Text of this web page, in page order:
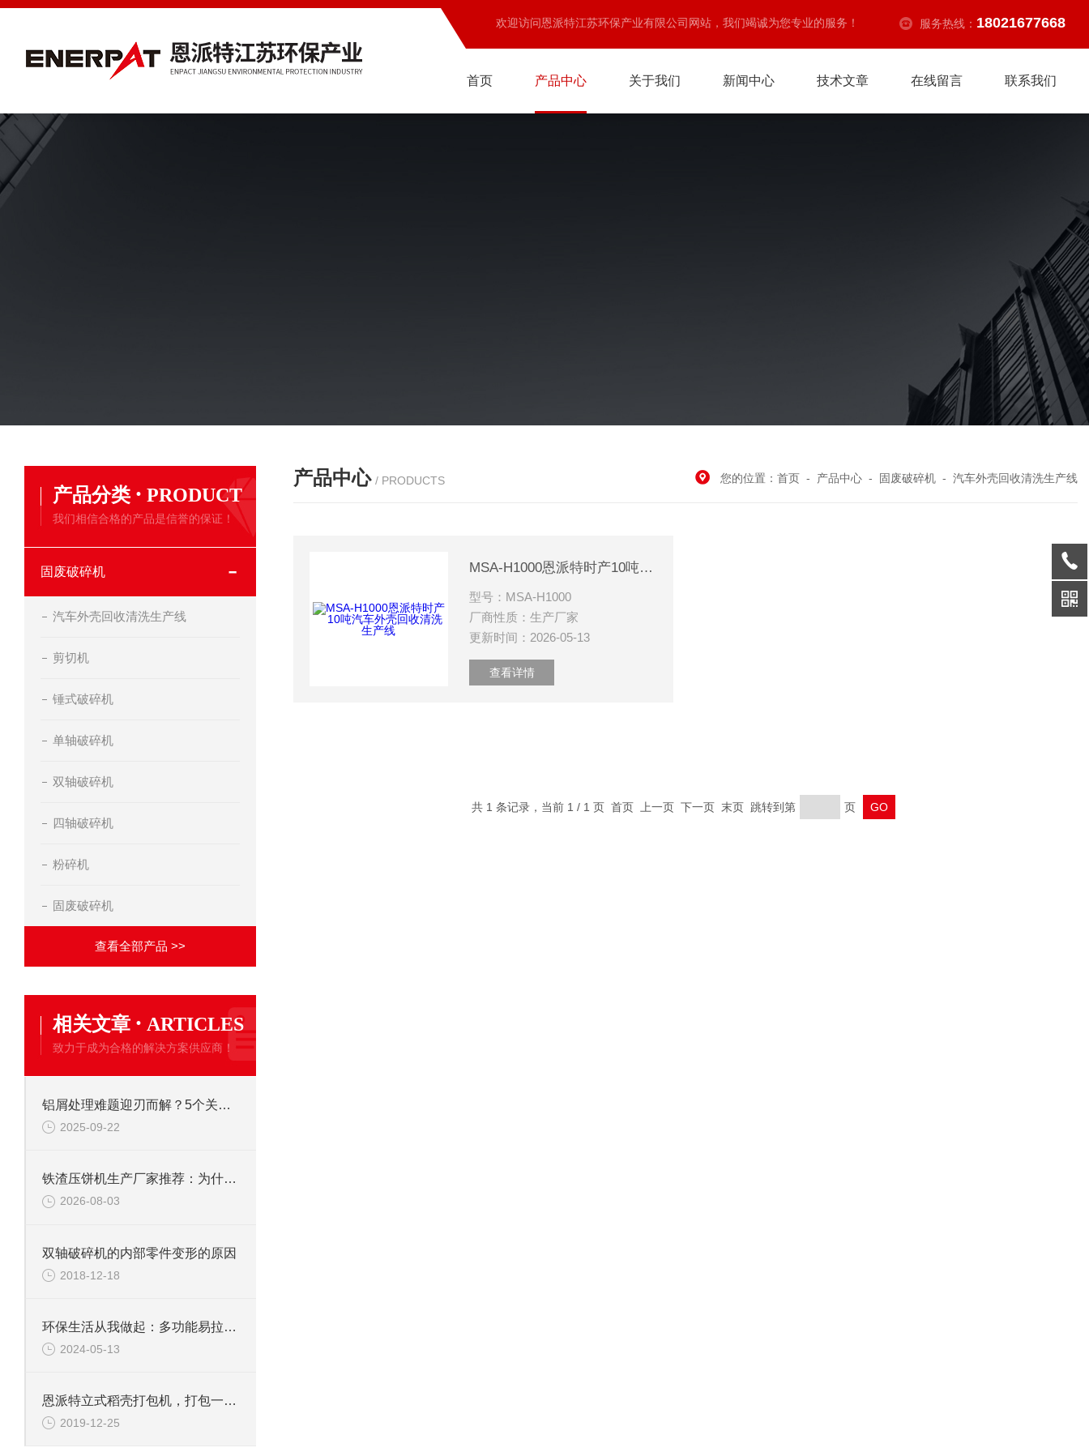
欢迎访问恩派特江苏环保产业有限公司网站，我们竭诚为您专业的服务！ 服务热线： 18021677668
首页 产品中心 关于我们 新闻中心 技术文章 在线留言 联系我们
产品分类 · PRODUCT
我们相信合格的产品是信誉的保证！
固废破碎机
汽车外壳回收清洗生产线
剪切机
锤式破碎机
单轴破碎机
双轴破碎机
四轴破碎机
粉碎机
固废破碎机
查看全部产品 >>
相关文章 · ARTICLES
致力于成为合格的解决方案供应商！
铝屑处理难题迎刃而解？5个关键点教你选对压块机厂家
2025-09-22
铁渣压饼机生产厂家推荐：为什么恩派特成为众多企业的优选？
2026-08-03
双轴破碎机的内部零件变形的原因
2018-12-18
环保生活从我做起：多功能易拉罐破碎机的实用指南
2024-05-13
恩派特立式稻壳打包机，打包一气呵成
2019-12-25
产品中心 / PRODUCTS 您的位置： 首页 - 产品中心 - 固废破碎机 - 汽车外壳回收清洗生产线
MSA-H1000恩派特时产10吨汽车外壳回收清洗生产线
型号：MSA-H1000
厂商性质：生产厂家
更新时间：2026-05-13
查看详情
共 1 条记录，当前 1 / 1 页 首页 上一页 下一页 末页 跳转到第 页